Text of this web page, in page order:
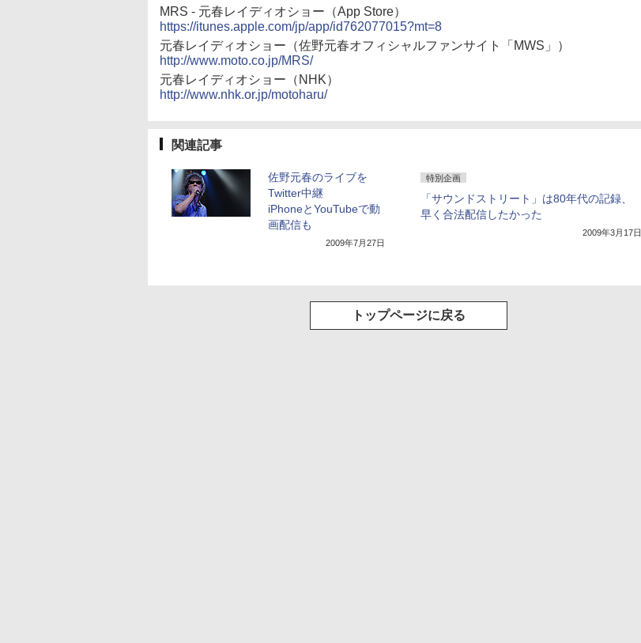
MRS - 元春レイディオショー（App Store）
https://itunes.apple.com/jp/app/id762077015?mt=8
元春レイディオショー（佐野元春オフィシャルファンサイト「MWS」）
http://www.moto.co.jp/MRS/
元春レイディオショー（NHK）
http://www.nhk.or.jp/motoharu/
関連記事
佐野元春のライブを
Twitter中継
iPhoneとYouTubeで動
画配信も
2009年7月27日
特別企画
「サウンドストリート」は80年代の記録、
早く合法配信したかった
2009年3月17日
トップページに戻る